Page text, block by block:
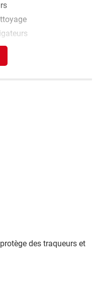
- Navigateurs
des traqueurs et